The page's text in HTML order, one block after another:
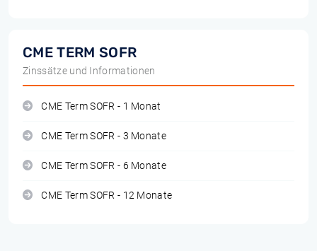
CME TERM SOFR
Zinssätze und Informationen
CME Term SOFR - 1 Monat
CME Term SOFR - 3 Monate
CME Term SOFR - 6 Monate
CME Term SOFR - 12 Monate